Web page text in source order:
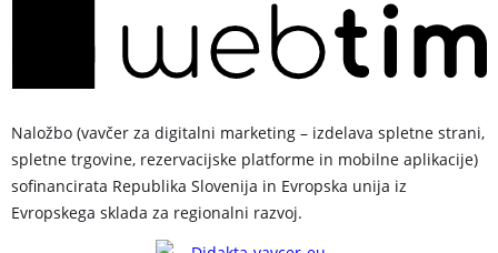
Naložbo (vavčer za digitalni marketing – izdelava spletne strani,
spletne trgovine, rezervacijske platforme in mobilne aplikacije)
sofinancirata Republika Slovenija in Evropska unija iz
Evropskega sklada za regionalni razvoj.